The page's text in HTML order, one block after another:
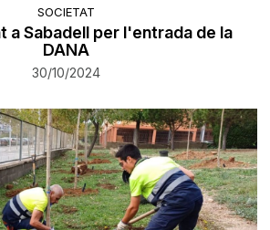
SOCIETAT
a Sabadell per l'entrada de la
DANA
30/10/2024